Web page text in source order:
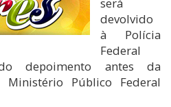
será
devolvido
à Polícia
Federal
depoimento antes da
Público Federal